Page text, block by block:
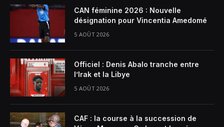
CAN féminine 2026 : Nouvelle
désignation pour Vincentia Amedomé
5 AOÛT 2026
Officiel : Denis Abalo tranche entre
l’Irak et la Libye
5 AOÛT 2026
CAF : la course à la succession de